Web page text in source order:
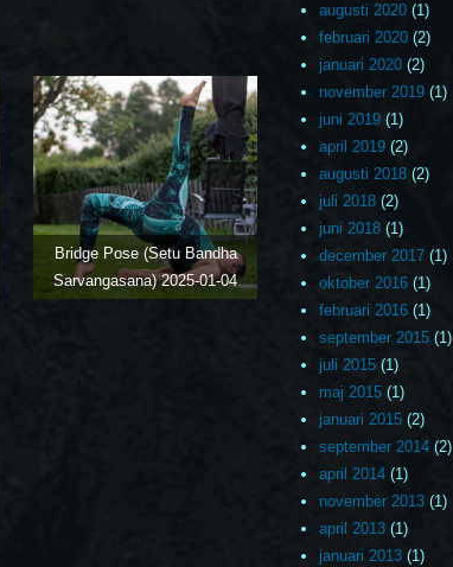
Bridge Pose (Setu Bandha
Sarvangasana)2025-01-04
augusti 2020(1)
februari 2020(2)
januari 2020(2)
november 2019(1)
juni 2019(1)
april 2019(2)
augusti 2018(2)
juli 2018(2)
juni 2018(1)
december 2017(1)
oktober 2016(1)
februari 2016(1)
september 2015(1)
juli 2015(1)
maj 2015(1)
januari 2015(2)
september 2014(2)
april 2014(1)
november 2013(1)
april 2013(1)
januari 2013(1)